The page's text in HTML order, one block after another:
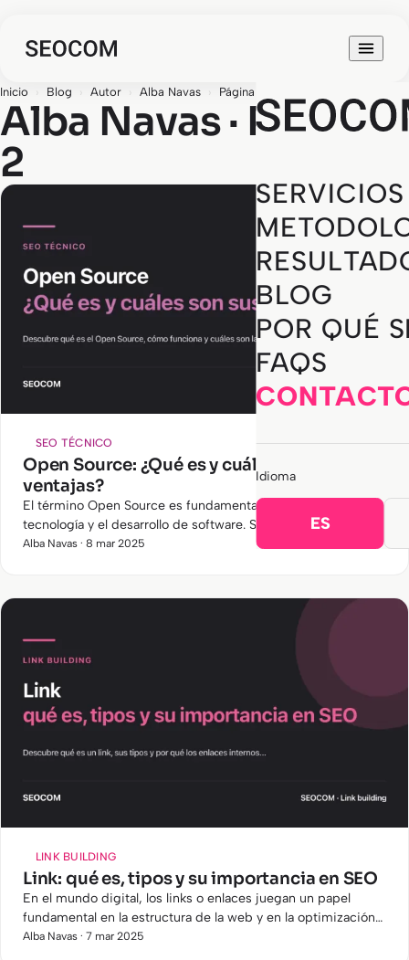
SERVICIOS
BLOG
POR QUÉ
FAQS
Idioma
ES
Inicio › Blog › Autor › Alba Navas › Página 2
Alba Navas · Página
2
SEO TÉCNICO
Open Source: ¿Qué es y cuáles son sus
ventajas?
El término Open Source es fundamental en el mundo de la
tecnología y el desarrollo de software. Se trata de un modelo
que ha revolucionado la industria digital, permitiendo
Alba Navas · 8 mar 2025
LINK BUILDING
Link: qué es, tipos y su importancia en SEO
En el mundo digital, los links o enlaces juegan un papel
fundamental en la estructura de la web y en la optimización
para motores de búsqueda. Pero, ¿qué es un link y por qué
Alba Navas · 7 mar 2025